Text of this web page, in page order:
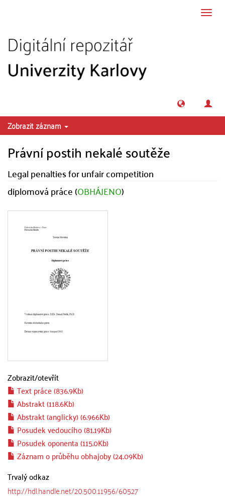
Zobrazit záznam
Právní postih nekalé soutěže
Legal penalties for unfair competition
diplomová práce (OBHÁJENO)
Zobrazit/otevřít
Text práce (836.9Kb)
Abstrakt (118.6Kb)
Abstrakt (anglicky) (6.966Kb)
Posudek vedoucího (81.19Kb)
Posudek oponenta (115.0Kb)
Záznam o průběhu obhajoby (24.09Kb)
Trvalý odkaz
http://hdl.handle.net/20.500.11956/60527